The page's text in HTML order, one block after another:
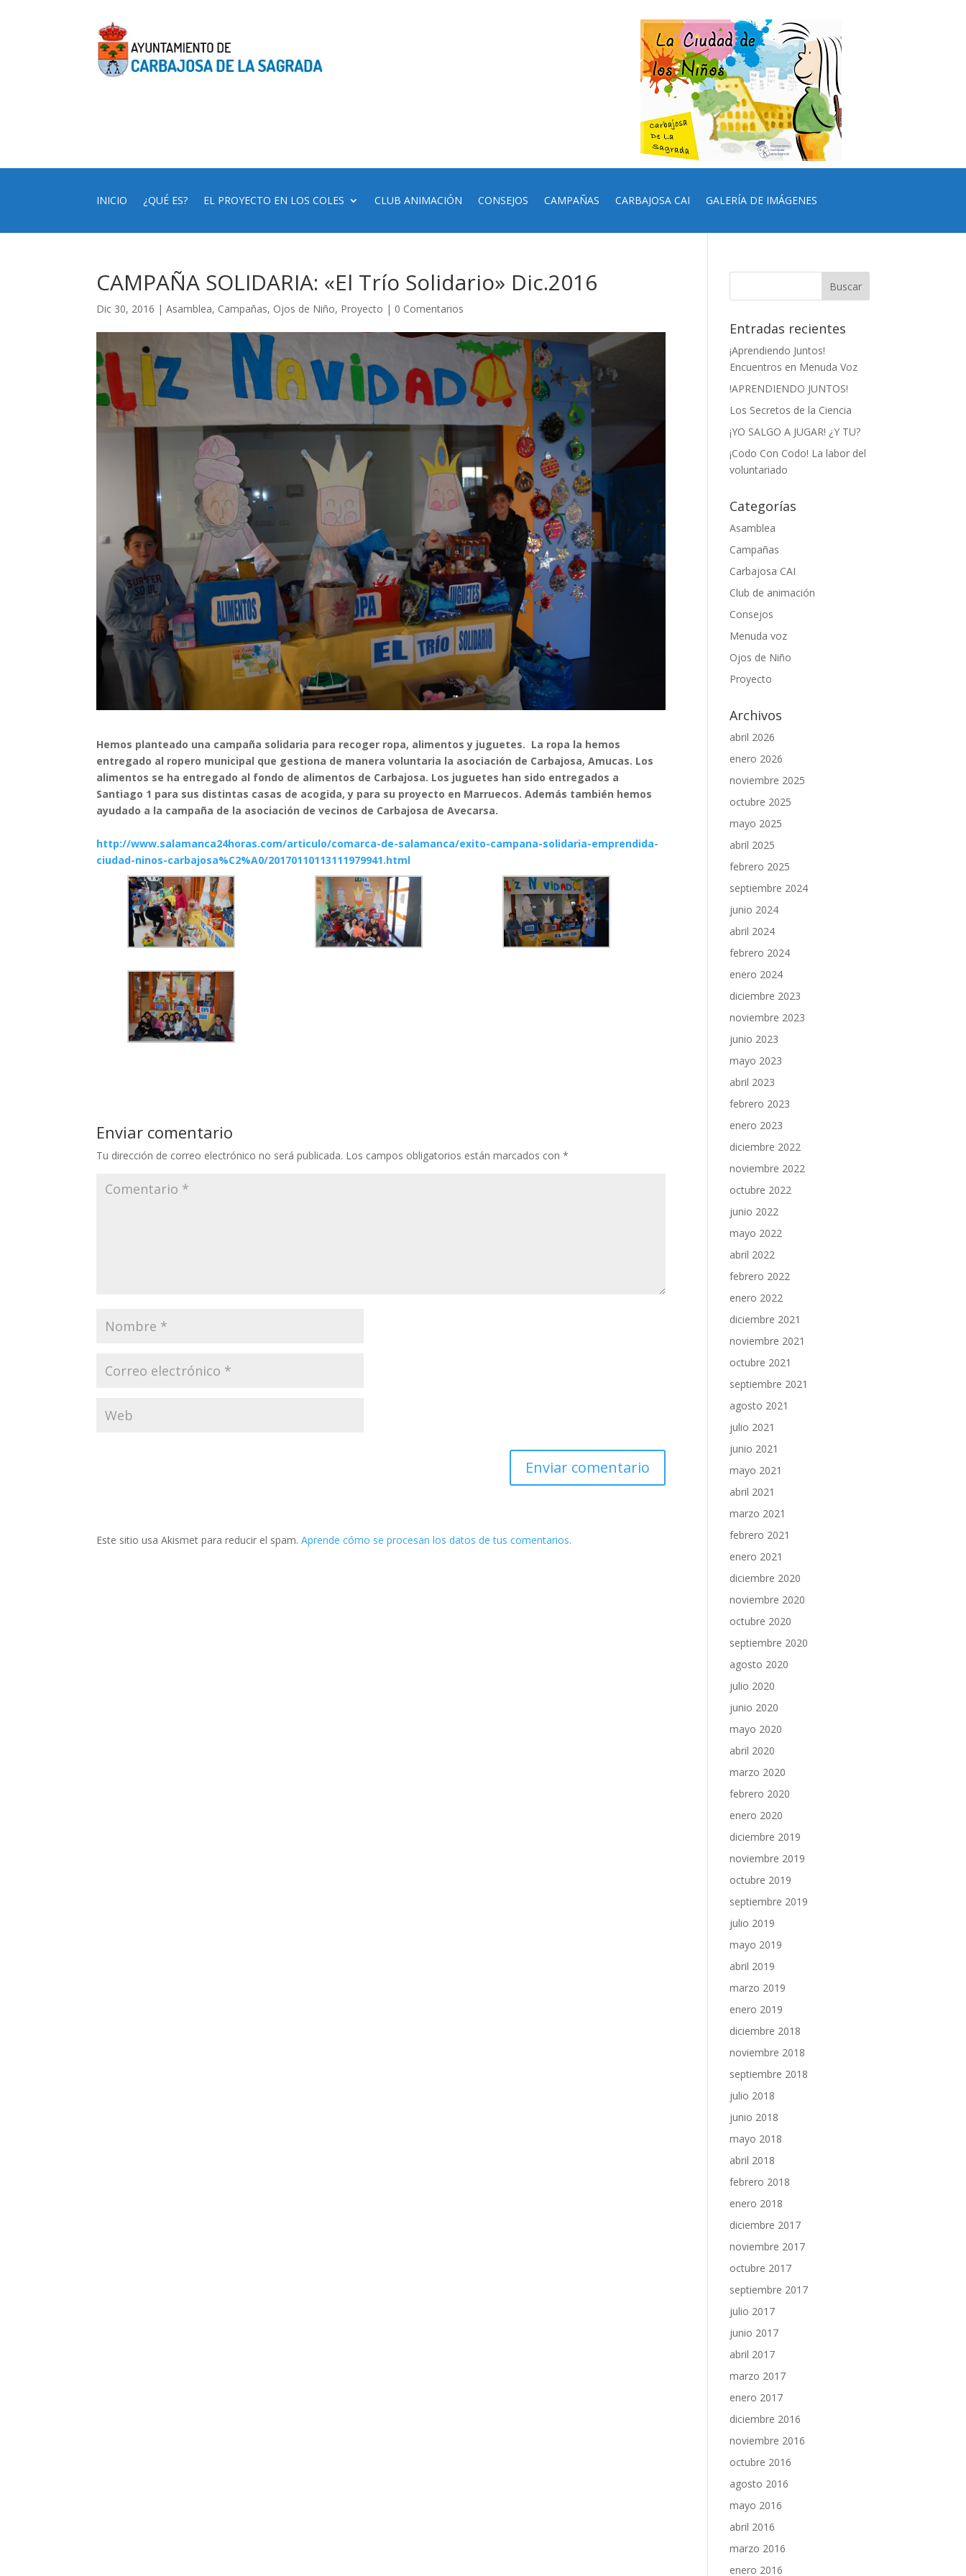
INICIO ¿QUÉ ES? EL PROYECTO EN LOS COLES CLUB ANIMACIÓN CONSEJOS CAMPAÑAS CARBAJOSA CAI GALERÍA DE IMÁGENES
CAMPAÑA SOLIDARIA: «El Trío Solidario» Dic.2016
Dic 30, 2016 |Asamblea, Campañas, Ojos de Niño, Proyecto | 0 Comentarios
Hemos planteado una campaña solidaria para recoger ropa, alimentos y juguetes. La ropa la hemos
entregado al ropero municipal que gestiona de manera voluntaria la asociación de Carbajosa, Amucas. Los
alimentos se ha entregado al fondo de alimentos de Carbajosa. Los juguetes han sido entregados a
Santiago 1 para sus distintas casas de acogida, y para su proyecto en Marruecos. Además también hemos
ayudado a la campaña de la asociación de vecinos de Carbajosa de Avecarsa.
http://www.salamanca24horas.com/articulo/comarca-de-salamanca/exito-campana-solidaria-emprendida-
ciudad-ninos-carbajosa%C2%A0/20170110113111979941.html
Enviar comentario
Tu dirección de correo electrónico no será publicada. Los campos obligatorios están marcados con*
Este sitio usa Akismet para reducir el spam.Aprende cómo se procesan los datos de tus comentarios.
Entradas recientes
¡Aprendiendo Juntos!
Encuentros en Menuda Voz
!APRENDIENDO JUNTOS!
Los Secretos de la Ciencia
¡YO SALGO A JUGAR! ¿Y TU?
¡Codo Con Codo! La labor del
voluntariado
Categorías
Asamblea
Campañas
Carbajosa CAI
Club de animación
Consejos
Menuda voz
Ojos de Niño
Proyecto
Archivos
abril 2026
enero 2026
noviembre 2025
octubre 2025
mayo 2025
abril 2025
febrero 2025
septiembre 2024
junio 2024
abril 2024
febrero 2024
enero 2024
diciembre 2023
noviembre 2023
junio 2023
mayo 2023
abril 2023
febrero 2023
enero 2023
diciembre 2022
noviembre 2022
octubre 2022
junio 2022
mayo 2022
abril 2022
febrero 2022
enero 2022
diciembre 2021
noviembre 2021
octubre 2021
septiembre 2021
agosto 2021
julio 2021
junio 2021
mayo 2021
abril 2021
marzo 2021
febrero 2021
enero 2021
diciembre 2020
noviembre 2020
octubre 2020
septiembre 2020
agosto 2020
julio 2020
junio 2020
mayo 2020
abril 2020
marzo 2020
febrero 2020
enero 2020
diciembre 2019
noviembre 2019
octubre 2019
septiembre 2019
julio 2019
mayo 2019
abril 2019
marzo 2019
enero 2019
diciembre 2018
noviembre 2018
septiembre 2018
julio 2018
junio 2018
mayo 2018
abril 2018
febrero 2018
enero 2018
diciembre 2017
noviembre 2017
octubre 2017
septiembre 2017
julio 2017
junio 2017
abril 2017
marzo 2017
enero 2017
diciembre 2016
noviembre 2016
octubre 2016
agosto 2016
mayo 2016
abril 2016
marzo 2016
enero 2016